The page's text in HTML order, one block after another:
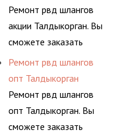
условиях
долговременного
комплексного
гидросистем Вашего
предприятия.
Ремонт рвд шлангов
акции Талдыкорган. Вы
сможете заказать
сервис РВД на разовой
основе либо на
условиях
долговременного
комплексного
Ремонт рвд шлангов
опт Талдыкорган
Ремонт рвд шлангов
опт Талдыкорган. Вы
сможете заказать